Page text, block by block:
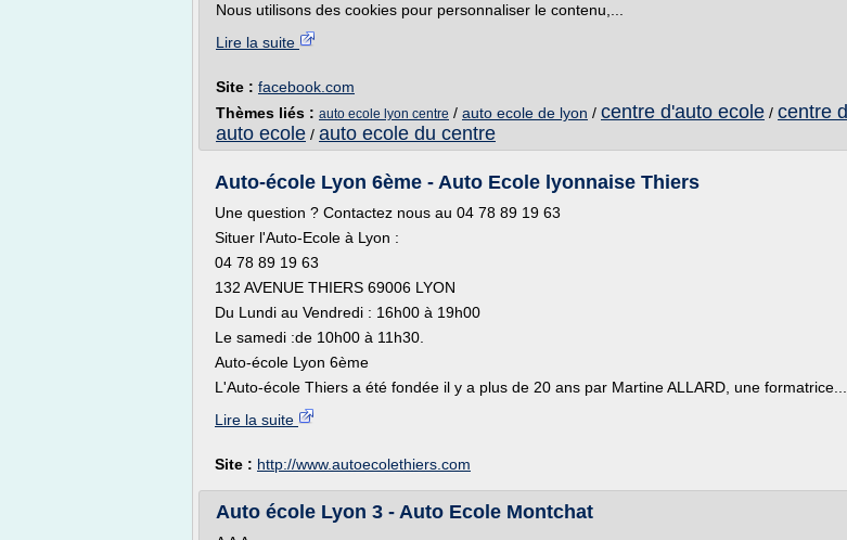
Nous utilisons des cookies pour personnaliser le contenu,...
Lire la suite
Site : facebook.com
Thèmes liés : auto ecole lyon centre / auto ecole de lyon / centre d'auto ecole / centre d
auto ecole / auto ecole du centre
Auto-école Lyon 6ème - Auto Ecole lyonnaise Thiers
Une question ? Contactez nous au 04 78 89 19 63
Situer l'Auto-Ecole à Lyon :
04 78 89 19 63
132 AVENUE THIERS 69006 LYON
Du Lundi au Vendredi : 16h00 à 19h00
Le samedi :de 10h00 à 11h30.
Auto-école Lyon 6ème
L'Auto-école Thiers a été fondée il y a plus de 20 ans par Martine ALLARD, une formatrice...
Lire la suite
Site : http://www.autoecolethiers.com
Auto école Lyon 3 - Auto Ecole Montchat